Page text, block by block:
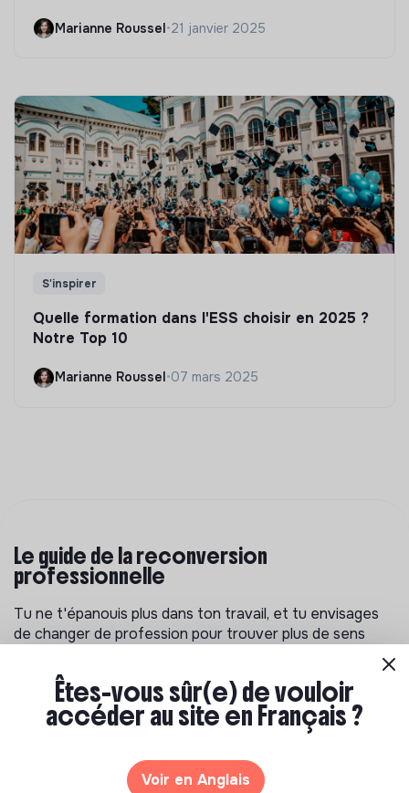
Marianne Roussel•21 janvier 2025
S'inspirer
Quelle formation dans l'ESS choisir en 2025 ?
Notre Top 10
Marianne Roussel•07 mars 2025
Le guide de la reconversion
professionnelle
Tu ne t'épanouis plus dans ton travail, et tu envisages
de changer de profession pour trouver plus de sens
pour t'aider à réflechir à un projet de reconversion et
trouver ta voie.
Êtes-vous sûr(e) de vouloir
accéder au site en Français ?
Voir en Anglais